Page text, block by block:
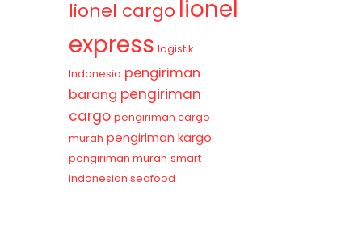
lionel cargo lionel
express logistik
Indonesia pengiriman
barang pengiriman
cargo pengiriman cargo
murah pengiriman kargo
pengiriman murah smart
indonesian seafood